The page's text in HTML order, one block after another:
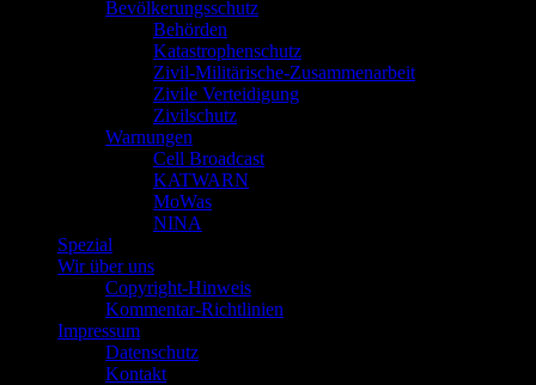
Bevölkerungsschutz
Behörden
Katastrophenschutz
Zivil-Militärische-Zusammenarbeit
Zivile Verteidigung
Zivilschutz
Warnungen
Cell Broadcast
KATWARN
MoWas
NINA
Spezial
Wir über uns
Copyright-Hinweis
Kommentar-Richtlinien
Impressum
Datenschutz
Kontakt